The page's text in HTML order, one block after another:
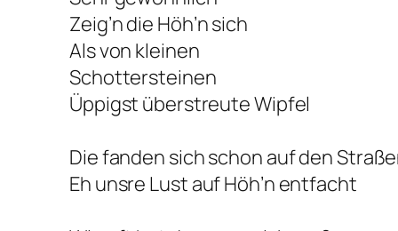
Zeig’n die Höh’n sich
Als von kleinen
Schottersteinen
Üppigst überstreute Wipfel
Die fanden sich schon auf den
Eh unsre Lust auf Höh’n entfacht